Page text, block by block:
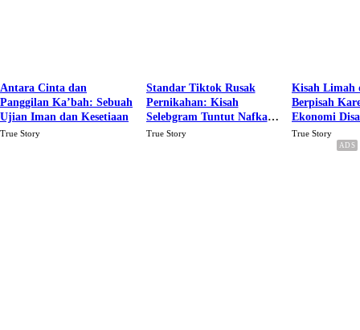
Antara Cinta dan
Panggilan Ka’bah: Sebuah
Ujian Iman dan Kesetiaan
True Story
Standar Tiktok Rusak
Pernikahan: Kisah
Selebgram Tuntut Nafkah
Rp.15 Juta Perbulan
True Story
Kisah Limah
Berpisah
Ekonomi
Karena Cinta
True Story